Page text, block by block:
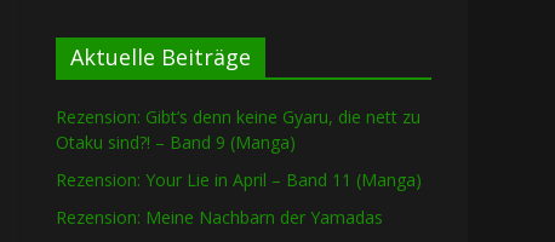
Aktuelle Beiträge
Rezension: Gibt’s denn keine Gyaru, die nett zu
Otaku sind?! – Band 9 (Manga)
Rezension: Your Lie in April – Band 11 (Manga)
Rezension: Meine Nachbarn der Yamadas